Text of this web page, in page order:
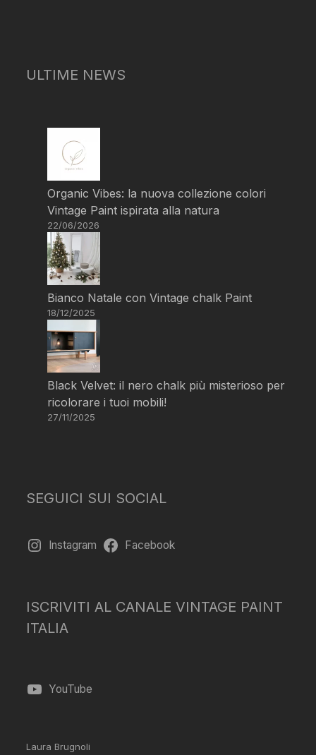
ULTIME NEWS
Organic Vibes: la nuova collezione colori
Vintage Paint ispirata alla natura
22/06/2026
Bianco Natale con Vintage chalk Paint
18/12/2025
Black Velvet: il nero chalk più misterioso per
ricolorare i tuoi mobili!
27/11/2025
SEGUICI SUI SOCIAL
Instagram Facebook
ISCRIVITI AL CANALE VINTAGE PAINT
ITALIA
YouTube
Laura Brugnoli